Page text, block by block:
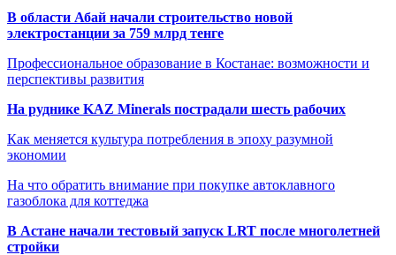
В области Абай начали строительство новой
электростанции за 759 млрд тенге
Профессиональное образование в Костанае: возможности и
перспективы развития
На руднике KAZ Minerals пострадали шесть рабочих
Как меняется культура потребления в эпоху разумной
экономии
На что обратить внимание при покупке автоклавного
газоблока для коттеджа
В Астане начали тестовый запуск LRT после многолетней
стройки